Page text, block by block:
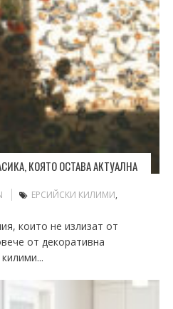
КОЯТО ОСТАВА АКТУАЛНА
ЕРСИЙСКИ КИЛИМИ,
които не излизат от
от декоративна